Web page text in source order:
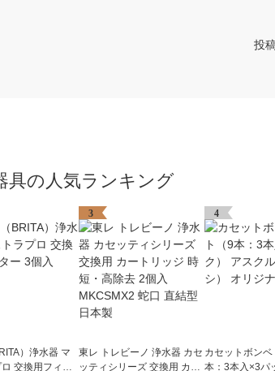
投
具の人気ランキング
）浄水器 マ
交換用フィル
3
東レ トレビーノ 浄水器 カセ
ッティシリーズ 交換用 カー
4
カセットボン
本：3本入×3パ